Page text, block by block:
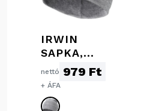
IRWIN
SAPKA,
SZÜRKE
nettó 979 Ft
+ ÁFA